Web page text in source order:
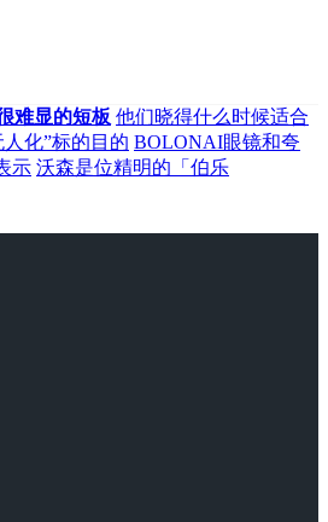
难显的短板 他们晓得什么时候适合
化”标的目的 BOLONAI眼镜和夸
示 沃森是位精明的「伯乐